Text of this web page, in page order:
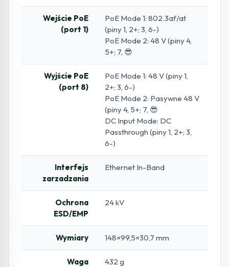
Wejście PoE
(port 1)
PoE Mode 1: 802.3af/at
(piny 1, 2+; 3, 6-)
PoE Mode 2: 48 V (piny 4,
5+; 7, 😎
Wyjście PoE
(port 8)
PoE Mode 1: 48 V (piny 1,
2+; 3, 6-)
PoE Mode 2: Pasywne 48 V
(piny 4, 5+; 7, 😎
DC Input Mode: DC
Passthrough (piny 1, 2+; 3,
6-)
Interfejs
zarzadzania
Ethernet In-Band
Ochrona
ESD/EMP
24 kV
Wymiary 148×99,5×30,7 mm
Waga 432 g